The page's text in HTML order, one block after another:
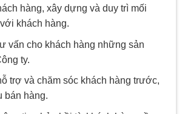
hàng, xây dựng và duy trì mối
khách hàng.
vấn cho khách hàng những sản
ty.
trợ và chăm sóc khách hàng trước,
bán hàng.